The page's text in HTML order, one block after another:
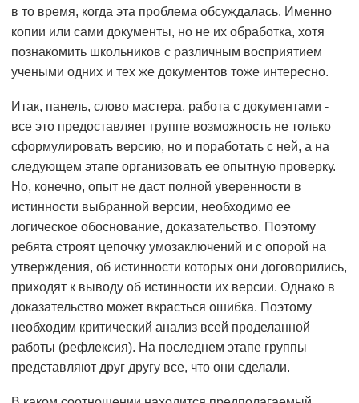
в то время, когда эта проблема обсуждалась. Именно
копии или сами документы, но не их обработка, хотя
познакомить школьников с различным восприятием
учеными одних и тех же документов тоже интересно.
Итак, панель, слово мастера, работа с документами -
все это предоставляет группе возможность не только
сформулировать версию, но и поработать с ней, а на
следующем этапе организовать ее опытную проверку.
Но, конечно, опыт не даст полной уверенности в
истинности выбранной версии, необходимо ее
логическое обоснование, доказательство. Поэтому
ребята строят цепочку умозаключений и с опорой на
утверждения, об истинности которых они договорились,
приходят к выводу об истинности их версии. Однако в
доказательство может вкрасться ошибка. Поэтому
необходим критический анализ всей проделанной
работы (рефлексия). На последнем этапе группы
представляют друг другу все, что они сделали.